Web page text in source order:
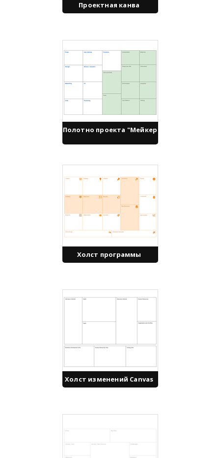
Проектная канва
Полотно проекта "Мейкер
Холст программы
Холст изменений Canvas